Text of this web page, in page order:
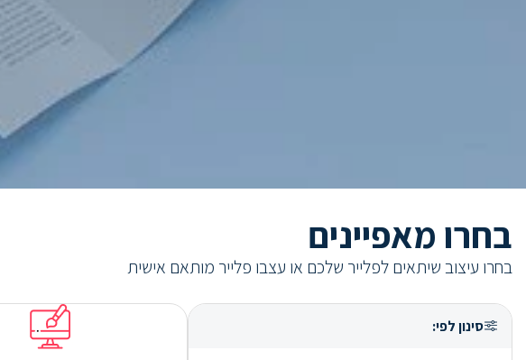
בחרו מאפיינים
בחרו עיצוב שיתאים לפלייר שלכם או עצבו פלייר מותאם אישית
סינון לפי: